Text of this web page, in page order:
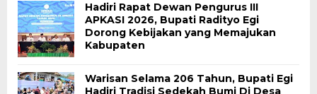
Hadiri Rapat Dewan Pengurus III
APKASI 2026, Bupati Radityo Egi
Dorong Kebijakan yang Memajukan
Kabupaten
Warisan Selama 206 Tahun, Bupati Egi
Hadiri Tradisi Sedekah Bumi Di Desa